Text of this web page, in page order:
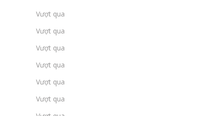
Vượt qua
Vượt qua
Vượt qua
Vượt qua
Vượt qua
Vượt qua